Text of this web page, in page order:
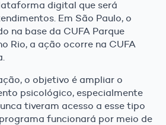
digital que será
Em São Paulo, o
na base da CUFA Parque
Rio, a ação ocorre na CUFA
o objetivo é ampliar o
psicológico, especialmente
tiveram acesso a esse tipo
funcionará por meio de